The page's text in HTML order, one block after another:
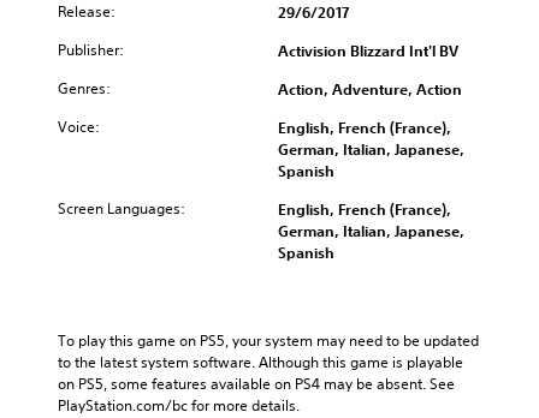
Release: 29/6/2017
Publisher: Activision Blizzard Int'l BV
Genres: Action, Adventure, Action
Voice:
English, French (France),
German, Italian, Japanese,
Spanish
Screen Languages:
English, French (France),
German, Italian, Japanese,
Spanish
To play this game on PS5, your system may need to be updated
to the latest system software. Although this game is playable
on PS5, some features available on PS4 may be absent. See
PlayStation.com/bc for more details.